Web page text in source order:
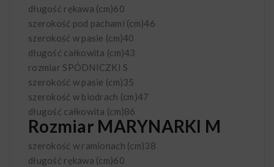
długość rękawa (cm)60
szerokość pod pachami (cm)46
szerokość w pasie (cm)40
długość całkowita (cm)43
rozmiar SPÓDNICZKI S
szerokość w pasie (cm)35
szerokość w biodrach (cm)47
długość całkowita (cm)86
Rozmiar MARYNARKI M
szerokość w ramionach (cm)38
długość rękawa (cm)60